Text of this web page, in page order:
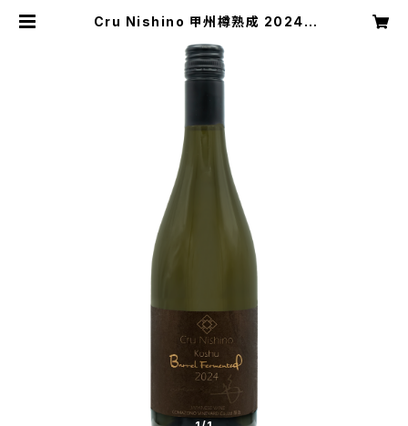
Cru Nishino 甲州樽熟成 2024 |